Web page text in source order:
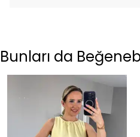
Bunları da